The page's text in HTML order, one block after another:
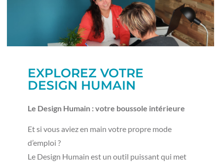
EXPLOREZ VOTRE
DESIGN HUMAIN
Le Design Humain : votre boussole intérieure
Et si vous aviez en main votre propre mode
d’emploi ?
Le Design Humain est un outil puissant qui met